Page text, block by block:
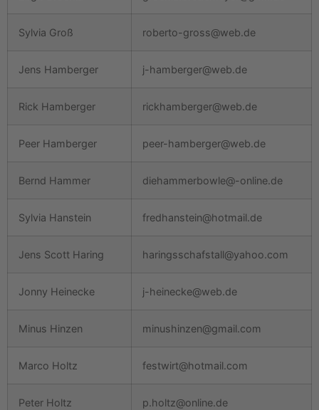
Sylvia Groß roberto-gross@web.de
Jens Hamberger j-hamberger@web.de
Rick Hamberger rickhamberger@web.de
Peer Hamberger peer-hamberger@web.de
Bernd Hammer diehammerbowle@-online.de
Sylvia Hanstein fredhanstein@hotmail.de
Jens Scott Haring haringsschafstall@yahoo.com
Jonny Heinecke j-heinecke@web.de
Minus Hinzen minushinzen@gmail.com
Marco Holtz festwirt@hotmail.com
Peter Holtz p.holtz@online.de